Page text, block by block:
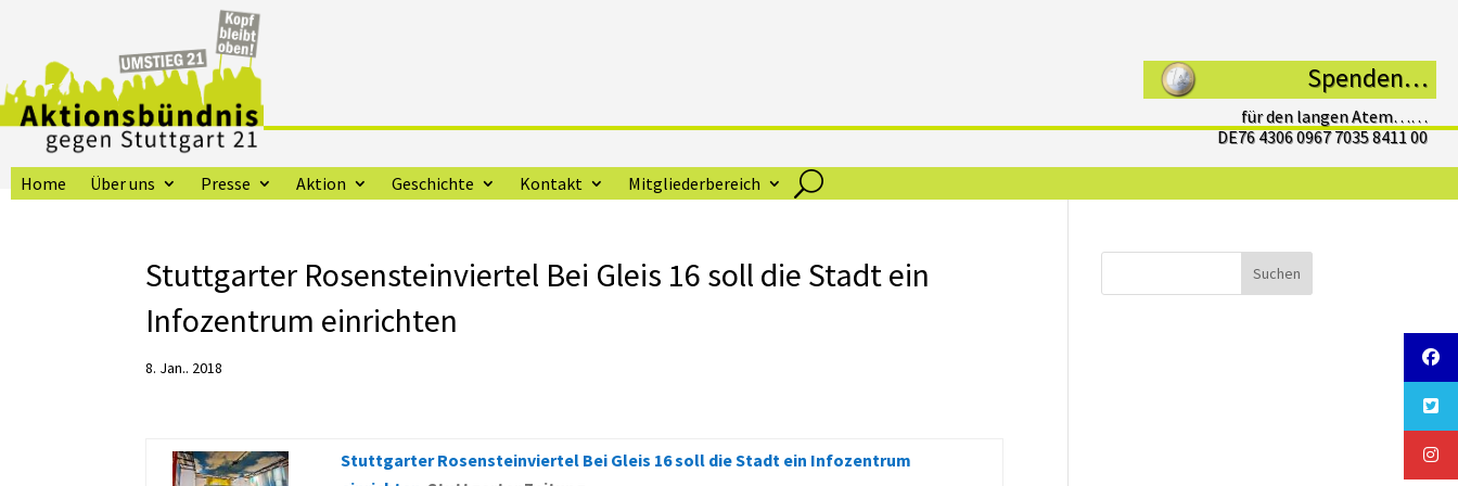
Spenden…
für den langen Atem……
DE76 4306 0967 7035 8411 00
Home Über uns Presse Aktion Geschichte Kontakt Mitgliederbereich
Stuttgarter Rosensteinviertel Bei Gleis 16 soll die Stadt ein
Infozentrum einrichten
8. Jan.. 2018
Stuttgarter Rosensteinviertel Bei Gleis 16 soll die Stadt ein Infozentrum
Suchen